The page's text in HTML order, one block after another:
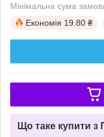
Мінімальна сума
Економія 19.80 ₴
Що таке купити з